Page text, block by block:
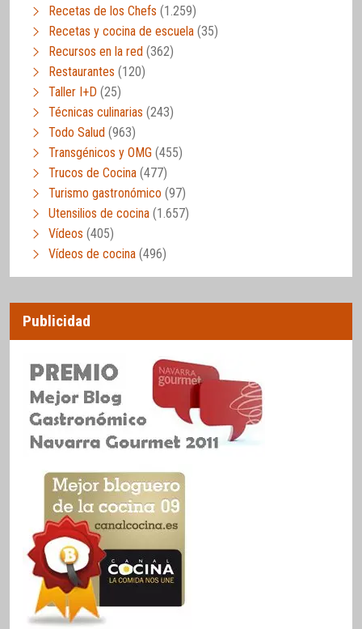
Recetas de los Chefs (1.259)
Recetas y cocina de escuela (35)
Recursos en la red (362)
Restaurantes (120)
Taller I+D (25)
Técnicas culinarias (243)
Todo Salud (963)
Transgénicos y OMG (455)
Trucos de Cocina (477)
Turismo gastronómico (97)
Utensilios de cocina (1.657)
Vídeos (405)
Vídeos de cocina (496)
Publicidad